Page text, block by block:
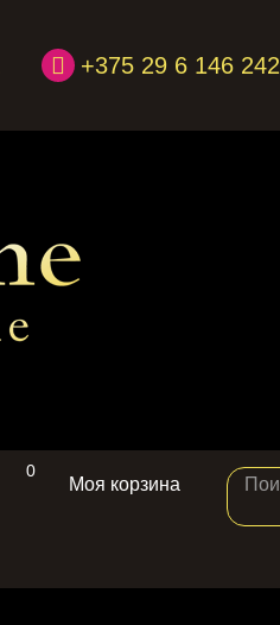
+375 29 6 146 242
0
Моя корзина